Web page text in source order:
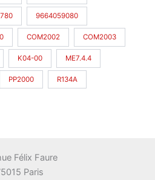
9664059080
COM2002 COM2003
K04-00 ME7.4.4
PP2000 R134A
Félix Faure
Paris